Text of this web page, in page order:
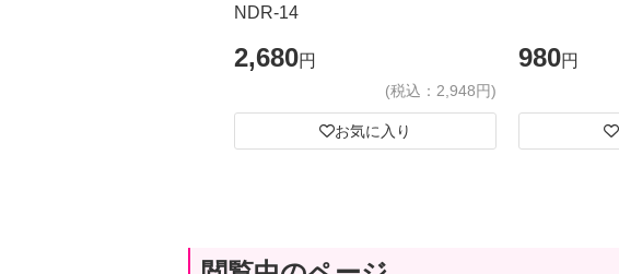
NDR-14
2,680円
(税込：2,948円)
お気に入り
980円